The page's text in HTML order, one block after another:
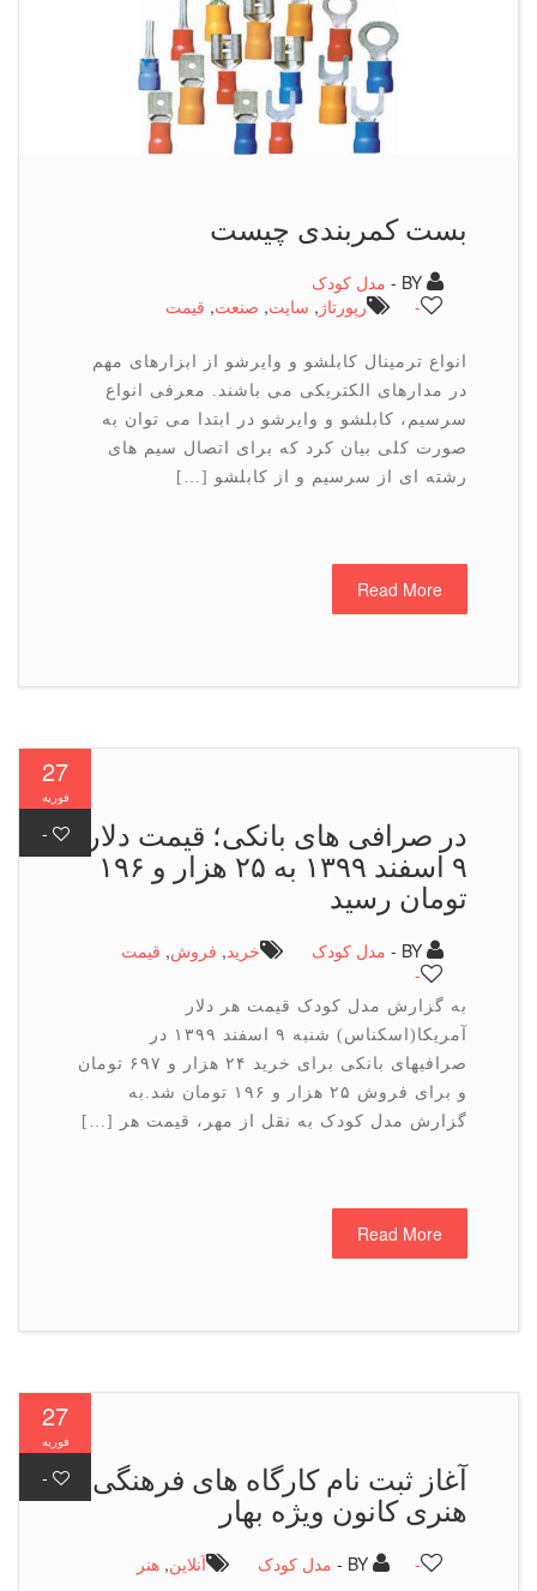
بست كمربندی چیست
مدل کودک
رپورتاژ,سایت, صنعت,قیمت
انواع ترمینال كابلشو و وایرشو از ابزارهای مهم
در مدارهای الكتریكی می باشند. معرفی انواع
سرسیم، کابلشو و وایرشو در ابتدا می توان به
صورت کلی بیان کرد که برای اتصال سیم های
رشته ای از سرسیم و از کابلشو […]
Read More
-
در صرافی های بانكی؛ قیمت دلار
۹ اسفند ۱۳۹۹ به ۲۵ هزار و ۱۹۶
تومان رسید
مدل کودک خرید ,فروش, قیمت
به گزارش مدل کودک قیمت هر دلار
آمریکا(اسکناس) شنبه ۹ اسفند ۱۳۹۹ در
صرافیهای بانکی برای خرید ۲۴ هزار و ۶۹۷ تومان
و برای فروش ۲۵ هزار و ۱۹۶ تومان شد.به
گزارش مدل کودک به نقل از مهر، قیمت هر […]
Read More
آغاز ثبت نام كارگاه های فرهنگی
هنری كانون ویژه بهار
BY - مدل کودک آنلاین ,هنر